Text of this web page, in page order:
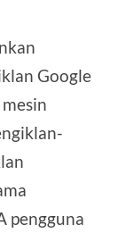
Google
pengguna